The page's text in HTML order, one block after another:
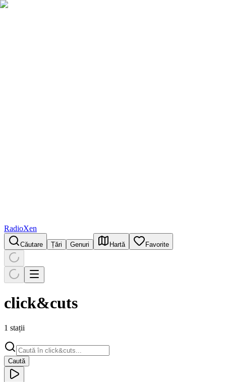
RadioXen
Căutare Țări Genuri Hartă Favorite
click&cuts
1 stații
Caută